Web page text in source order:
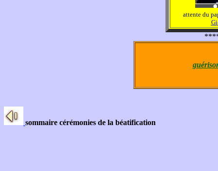
attente du
sommaire cérémonies de la béatification